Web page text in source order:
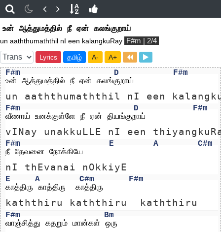
உன் ஆத்துமத்தில் நீ ஏன் கலங்குறாய்
un aaththumaththil nI een kalangkuRay F#m | 2/4
Lyrics தமிழ் A- A+
F#m D
F#m
உன் ஆத்துமத்தில் நீ ஏன் கலங்குறாய்
un aaththumaththil nI een
F#m D
F#m
வீணாய் உனக்குள்ளே நீ ஏன் தியங்குறாய்
vINay unakkuLLE nI een
F#m E A
C#m
நீ தேவனை நோக்கியே
nI thEvanai nOkkiyE
E A C#m
F#m
காத்திரு காத்திரு  காத்திரு
kaththiru kaththiru  kaththiru
F#m
Bm
வாஞ்சித்து கதறும் மான்கள் ஒரு